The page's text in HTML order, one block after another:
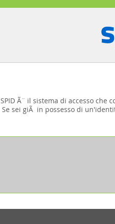
SPID Ã¨ il sistema di accesso
Se sei giÃ in possesso di